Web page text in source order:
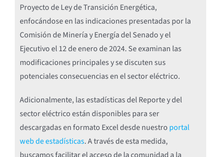
Proyecto de Ley de Transición Energética,
enfocándose en las indicaciones presentadas por la
Comisión de Minería y Energía del Senado y el
Ejecutivo el 12 de enero de 2024. Se examinan las
modificaciones principales y se discuten sus
potenciales consecuencias en el sector eléctrico.
Adicionalmente, las estadísticas del Reporte y del
sector eléctrico están disponibles para ser
descargadas en formato Excel desde nuestro portal
web de estadísticas. A través de esta medida,